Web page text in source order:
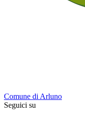
Comune di Arluno
Seguici su